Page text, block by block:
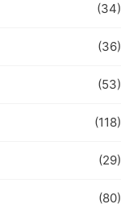
(34)
(36)
(53)
(118)
(29)
(80)